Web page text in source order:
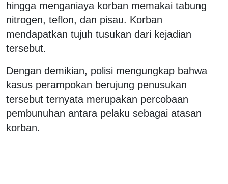
hingga menganiaya korban memakai tabung
nitrogen, teflon, dan pisau. Korban
mendapatkan tujuh tusukan dari kejadian
tersebut.
Dengan demikian, polisi mengungkap bahwa
kasus perampokan berujung penusukan
tersebut ternyata merupakan percobaan
pembunuhan antara pelaku sebagai atasan
korban.